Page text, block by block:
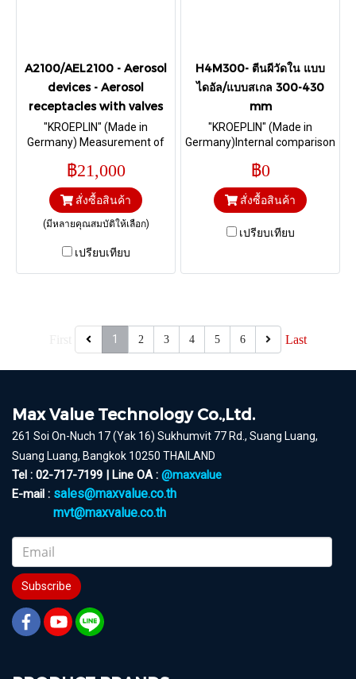
A2100/AEL2100 - Aerosol
devices - Aerosol
receptacles with valves
"KROEPLIN" (Made in
Germany) Measurement of
25 - 29 mm.
฿21,000
สั่งซื้อสินค้า
(มีหลายคุณสมบัติให้เลือก)
เปรียบเทียบ
H4M300- ตีนผีวัดใน แบบ
ไดอัล/แบบสเกล 300-430
mm
"KROEPLIN" (Made in
Germany)Internal comparison
430 mm. & Depth 192 mm.
Ball Ø 2 mm
฿0
สั่งซื้อสินค้า
เปรียบเทียบ
1 2 3 4 5 6 Last
Max Value Technology Co.,Ltd.
261 Soi On-Nuch 17 (Yak 16) Sukhumvit 77 Rd., Suang Luang,
Suang Luang, Bangkok 10250 THAILAND
Tel : 02-717-7199 | Line OA : @maxvalue
E-mail : sales@maxvalue.co.th
mvt@maxvalue.co.th
Subscribe